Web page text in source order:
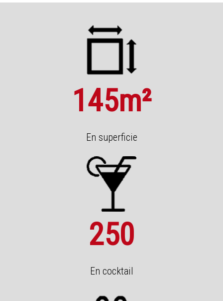
145m²
En superficie
250
En cocktail